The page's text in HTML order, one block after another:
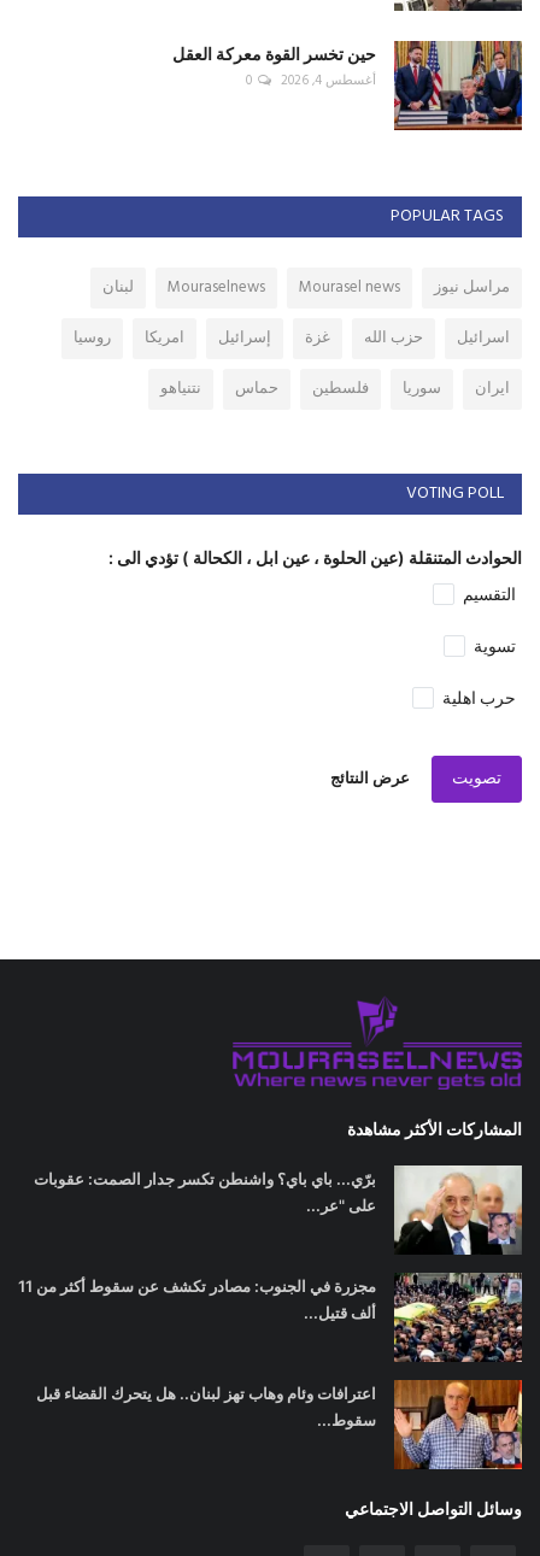
حين تخسر القوة معركة العقل
أغسطس 4, 2026 0
POPULAR TAGS
مراسل نيوز Mourasel news
Mouraselnews
لبنان
اسرائيل
حزب الله غزة إسرائيل امريكا
روسيا
ايران
سوريا فلسطين حماس نتنياهو
VOTING POLL
الحوادث المتنقلة (عين الحلوة ، عين ابل ، الكحالة ) تؤدي الى :
التقسيم
تسوية
حرب اهلية
تصويت عرض النتائج
المشاركات الأكثر مشاهدة
برّي... باي باي؟ واشنطن تكسر جدار الصمت: عقوبات
على "عر...
مجزرة في الجنوب: مصادر تكشف عن سقوط أكثر من 11
ألف قتيل...
اعترافات وئام وهاب تهز لبنان.. هل يتحرك القضاء قبل
سقوط...
وسائل التواصل الاجتماعي